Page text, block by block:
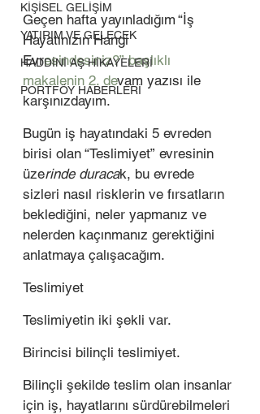
KİŞİSEL GELİŞİM
YATIRIM VE GELECEK
HADDİNİ AŞ HİKAYELERİ
PORTFÖY HABERLERİ
Geçen hafta yayınladığım “İş
Hayatınızın Hangi
Evresindesiniz?” başlıklı
makalenin 2. devam yazısı ile
karşınızdayım.
Bugün iş hayatındaki 5 evreden
birisi olan “Teslimiyet” evresinin
üzerinde duracak, bu evrede
sizleri nasıl risklerin ve fırsatların
beklediğini, neler yapmanız ve
nelerden kaçınmanız gerektiğini
anlatmaya çalışacağım.
Teslimiyet
Teslimiyetin iki şekli var.
Birincisi bilinçli teslimiyet.
Bilinçli şekilde teslim olan insanlar
için iş, hayatlarını sürdürebilmeleri